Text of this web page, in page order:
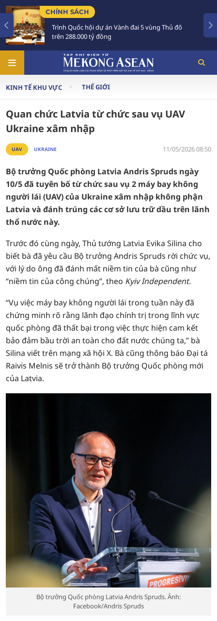
hội dự án Vành đai 5 vùng Thủ đô
tỷ đồng
Tổng Bí thư,
Australia và
KINH TẾ KHU VỰC THẾ GIỚI
Quan chức Latvia từ chức sau vụ UAV
Ukraine xâm nhập
UAV UKRAINE 11/05/2026 08:50
Bộ trưởng Quốc phòng Latvia Andris Spruds ngày
10/5 đã tuyên bố từ chức sau vụ 2 máy bay không
người lái (UAV) của Ukraine xâm nhập không phận
Latvia và đánh trúng các cơ sở lưu trữ dầu trên lãnh
thổ nước này.
Trước đó cùng ngày, Thủ tướng Latvia Evika Silina cho
biết bà đã yêu cầu Bộ trưởng Andris Spruds rời chức vụ,
với lý do ông đã đánh mất niềm tin của bà cũng như
“niềm tin của công chúng”, theo Kyiv Independent.
“Vụ việc máy bay không người lái trong tuần này đã
chứng minh rõ rằng lãnh đạo chính trị trong lĩnh vực
quốc phòng đã thất bại trong việc thực hiện cam kết
bảo đảm bầu trời an toàn cho đất nước chúng ta,” bà
Silina viết trên mạng xã hội X. Bà cũng thông báo Đại tá
Raivis Melnis sẽ trở thành Bộ trưởng Quốc phòng mới
của Latvia.
Bộ trưởng Quốc phòng Latvia Andris Spruds. Ảnh:
Facebook/Andris Spruds